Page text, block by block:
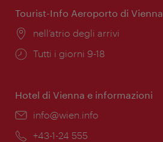
Tourist-Info Aeroporto di Vienna
Posizione:
nell’atrio degli arrivi
Orari
Tutti i giorni 9-18
Hotel di Vienna e informazioni
Email:
info@wien.info
Telefono:
+43-1-24 555